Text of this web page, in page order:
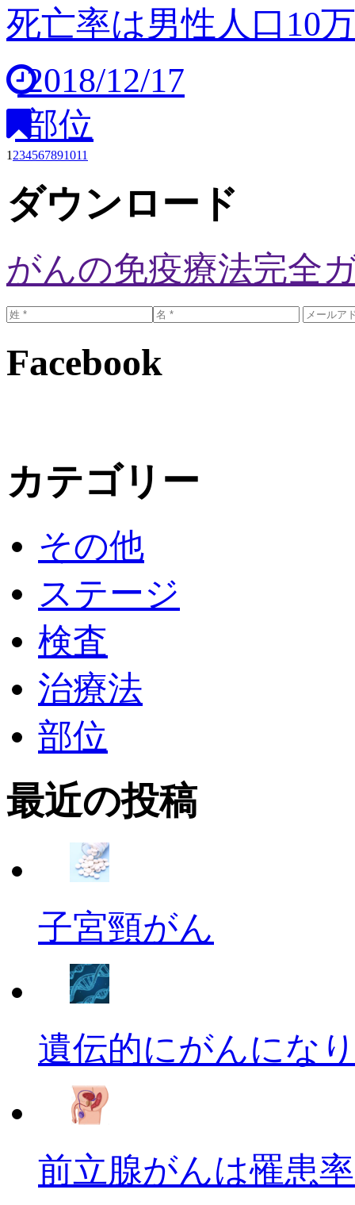
死亡率は男性人口10
2018/12/17
部位
1 234567891011
ダウンロード
がんの免疫療法完全
Facebook
カテゴリー
その他
ステージ
検査
治療法
部位
最近の投稿
子宮頸がん
遺伝的にがんにな
前立腺がんは罹患